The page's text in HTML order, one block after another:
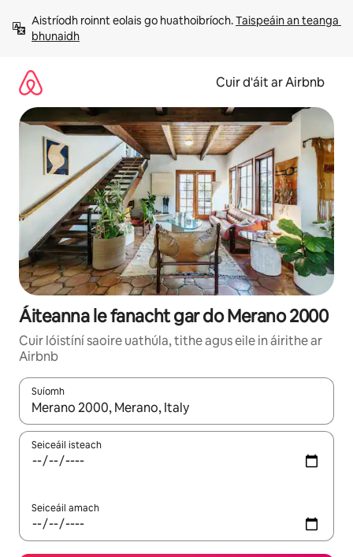
chuig
ábhar
Aistríodh roinnt eolais go huathoibríoch. Taispeáin an teanga
bhunaidh
Cuir d'áit ar Airbnb
Áiteanna le fanacht gar do Merano 2000
Cuir lóistíní saoire uathúla, tithe agus eile in áirithe ar
Airbnb
Suíomh
Nuair a bheidh torthaí ar fáil, déan nascleanúint le
Seiceáil isteach
Seiceáil amach